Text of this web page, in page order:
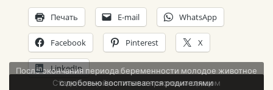
Вот фотография лося и его дамы сердца
Стадо оленей во главе с красивым самцом
После окончания периода беременности молодое животное
с любовью воспитывается родителями
Печать E-mail WhatsApp
Facebook Pinterest X
LinkedIn